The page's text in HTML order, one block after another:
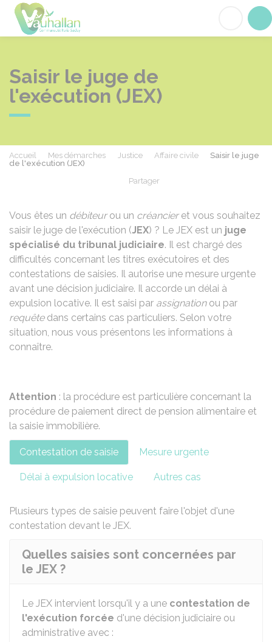
Saisir le juge de
l'exécution (JEX)
Accueil Mes démarches Justice Affaire civile
Saisir le juge
de l'exécution (JEX)
Partager
Vous êtes un débiteurou un créancieret vous souhaitez
saisir le juge de l'exécution (JEX) ? Le JEX est un juge
spécialisé du tribunal judiciaire. Il est chargé des
difficultés concernant les titres exécutoires et des
contestations de saisies. Il autorise une mesure urgente
avant une décision judiciaire. Il accorde un délai à
expulsion locative. Il est saisi par assignationou par
requête dans certains cas particuliers. Selon votre
situation, nous vous présentons les informations à
connaître.
Attention : la procédure est particulière concernant la
procédure de paiement direct de pension alimentaire et
la saisie immobilière.
Contestation de saisie Mesure urgente
Délai à expulsion locative Autres cas
Plusieurs types de saisie peuvent faire l'objet d'une
contestation devant le JEX.
Quelles saisies sont concernées par
le JEX ?
Le JEX intervient lorsqu'il y a une contestation de
l'exécution forcée d'une décision judiciaire ou
administrative avec :